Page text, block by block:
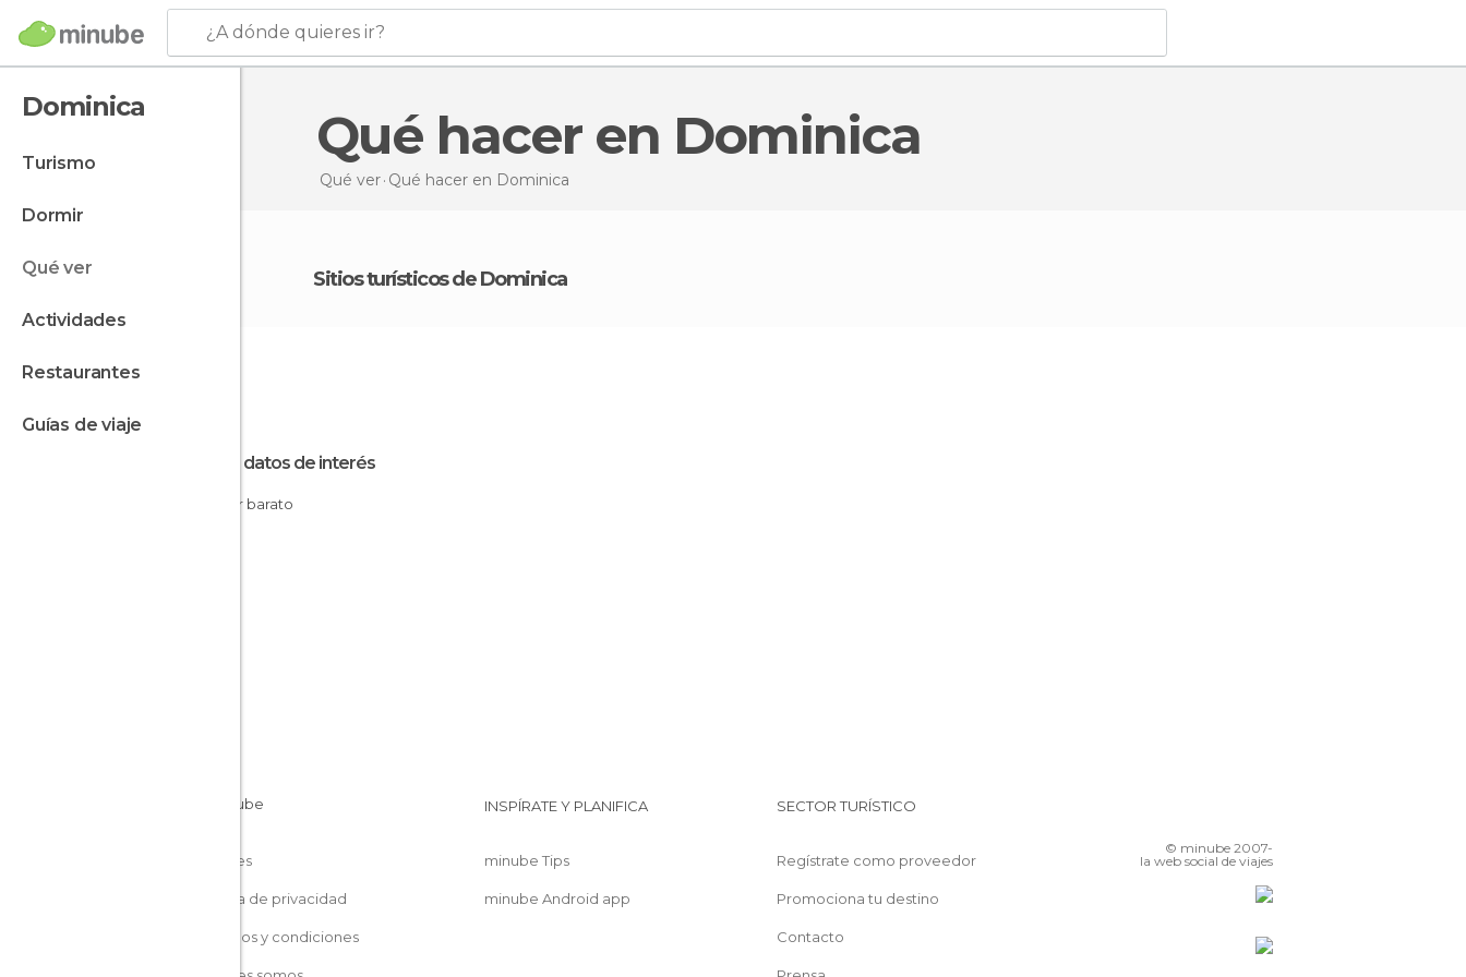
¿A dónde quieres ir?
Dominica
turismo
dormir
qué ver
actividades
restaurantes
guías de viaje
Qué hacer en Dominica
Qué ver Qué hacer en Dominica
Sitios turísticos de Dominica
Otros datos de interés
Dormir barato
Cookies
Política de privacidad
Términos y condiciones
INSPÍRATE Y PLANIFICA
minube Tips
minube Android app
SECTOR TURÍSTICO
Regístrate como proveedor
Promociona tu destino
Contacto
© minube 2007-
la web social de viajes